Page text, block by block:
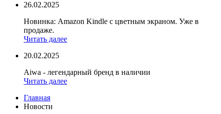
26.02.2025
Новинка: Amazon Kindle с цветным экраном. Уже в
продаже.
Читать далее
20.02.2025
Aiwa - легендарный бренд в наличии
Читать далее
Главная
Новости